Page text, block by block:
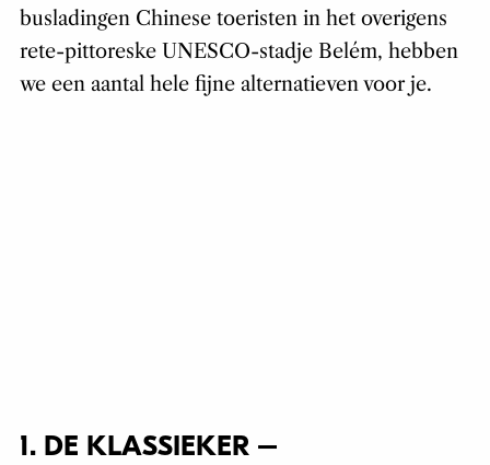
busladingen Chinese toeristen in het overigens
rete-pittoreske UNESCO-stadje Belém, hebben
we een aantal hele fijne alternatieven voor je.
1. DE KLASSIEKER –